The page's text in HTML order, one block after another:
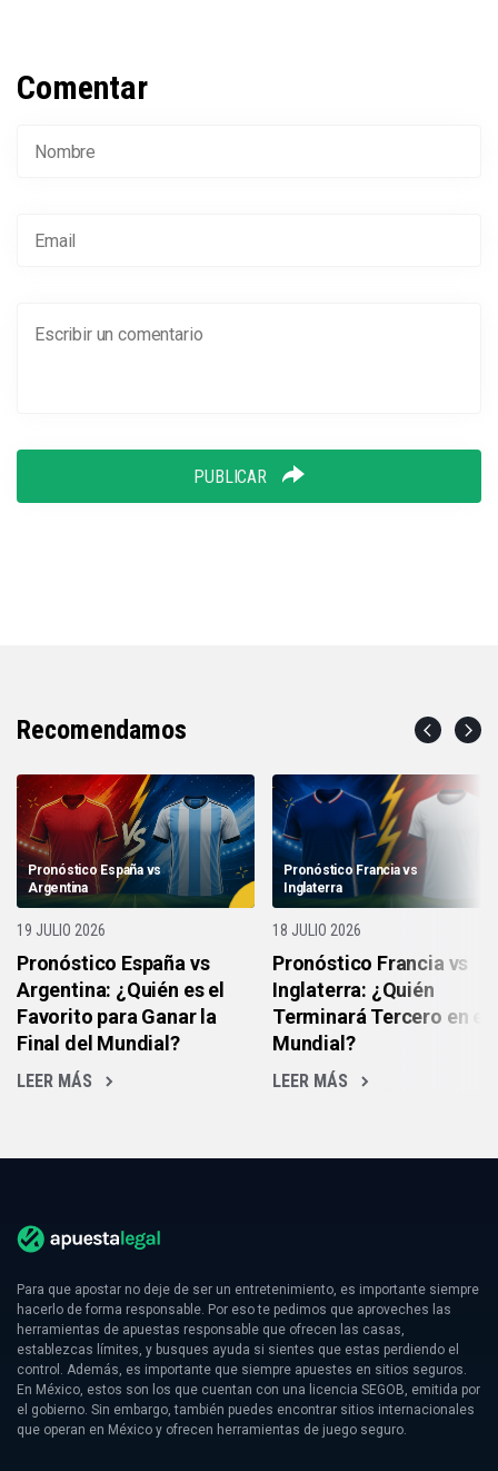
Comentar
PUBLICAR
Recomendamos
Pronóstico España vs
Argentina
19 JULIO 2026
Pronóstico España vs
Argentina: ¿Quién es el
Favorito para Ganar la
Final del Mundial?
LEER MÁS
Pronóstico Francia vs
Inglaterra
18 JULIO 2026
Pronóstico Francia vs
Inglaterra: ¿Quién
Terminará Tercero en el
Mundial?
LEER MÁS
Para que apostar no deje de ser un entretenimiento, es importante siempre
hacerlo de forma responsable. Por eso te pedimos que aproveches las
herramientas de apuestas responsable que ofrecen las casas,
establezcas límites, y busques ayuda si sientes que estas perdiendo el
control. Además, es importante que siempre apuestes en sitios seguros.
En México, estos son los que cuentan con una licencia SEGOB, emitida por
el gobierno. Sin embargo, también puedes encontrar sitios internacionales
que operan en México y ofrecen herramientas de juego seguro.